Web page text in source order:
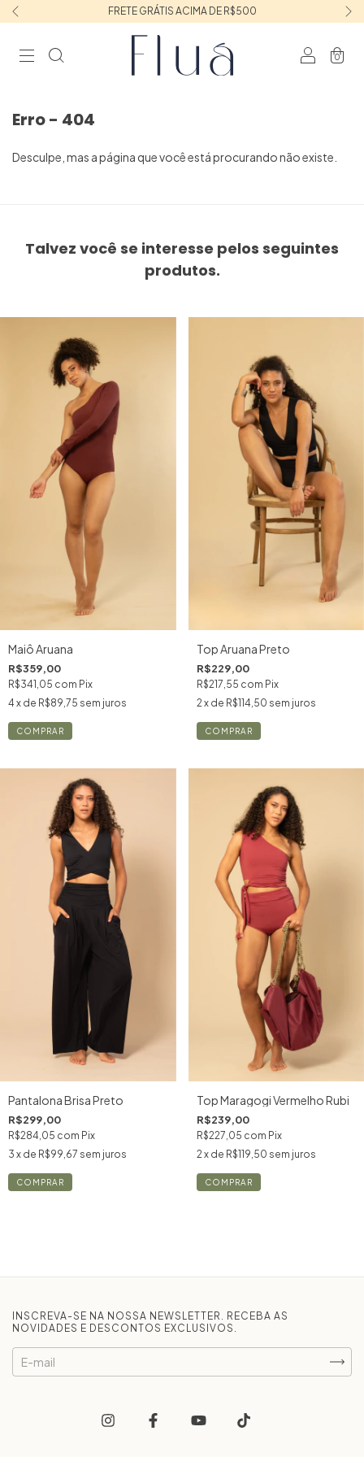
FRETE GRÁTIS ACIMA DE R$500
0
Erro - 404
Desculpe, mas a página que você está procurando não existe.
Talvez você se interesse pelos seguintes
produtos.
Maiô Aruana
R$359,00
R$341,05 com Pix
4 x de R$89,75 sem juros
COMPRAR
Top Aruana Preto
R$229,00
R$217,55 com Pix
2x de R$114,50 sem juros
COMPRAR
Pantalona Brisa Preto
R$299,00
R$284,05 com Pix
3 x de R$99,67 sem juros
COMPRAR
Top Maragogi Vermelho Rubi
R$239,00
R$227,05 com Pix
2 x de R$119,50 sem juros
COMPRAR
INSCREVA-SE NA NOSSA NEWSLETTER. RECEBA AS
NOVIDADES E DESCONTOS EXCLUSIVOS.